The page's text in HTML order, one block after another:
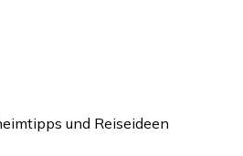
und Reiseideen